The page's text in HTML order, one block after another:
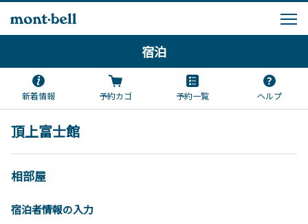
宿泊
新着情報 予約カゴ 予約一覧 ヘルプ
頂上富士館
相部屋
宿泊者情報の入力